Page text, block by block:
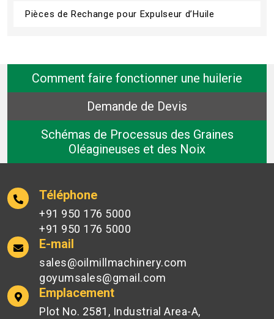
Pièces de Rechange pour Expulseur d’Huile
Comment faire fonctionner une huilerie
Demande de Devis
Schémas de Processus des Graines
Oléagineuses et des Noix
Téléphone
+91 950 176 5000
+91 950 176 5000
E-mail
sales@oilmillmachinery.com
goyumsales@gmail.com
Emplacement
Plot No. 2581, Industrial Area-A,